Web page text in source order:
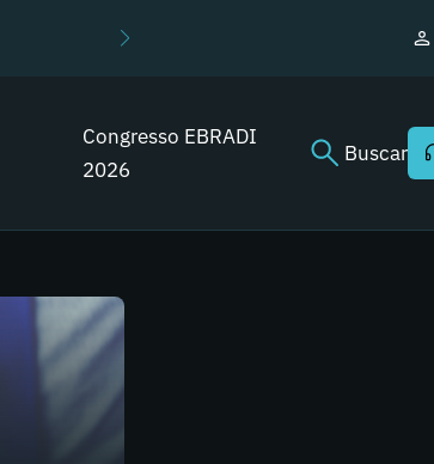
Congresso EBRADI
2026
Buscar